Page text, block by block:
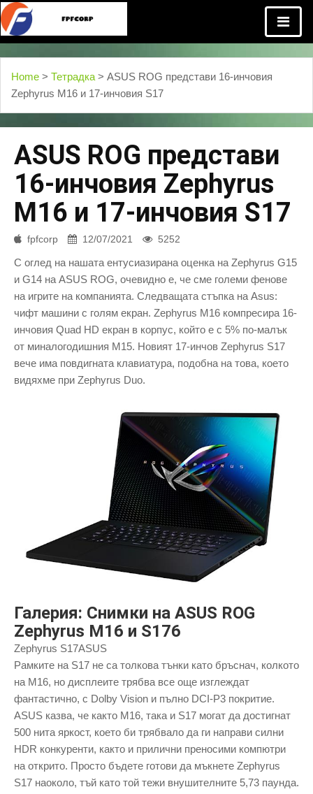
Home > Тетрадка > ASUS ROG представи 16-инчовия
Zephyrus M16 и 17-инчовия S17
ASUS ROG представи
16-инчовия Zephyrus
M16 и 17-инчовия S17
fpfcorp 12/07/2021 5252
С оглед на нашата ентусиазирана оценка на Zephyrus G15
и G14 на ASUS ROG, очевидно е, че сме големи фенове
на игрите на компанията. Следващата стъпка на Asus:
чифт машини с голям екран. Zephyrus M16 компресира 16-
инчовия Quad HD екран в корпус, който е с 5% по-малък
от миналогодишния M15. Новият 17-инчов Zephyrus S17
вече има повдигната клавиатура, подобна на това, което
видяхме при Zephyrus Duo.
Галерия: Снимки на ASUS ROG
Zephyrus M16 и S176
Zephyrus S17ASUS
Рамките на S17 не са толкова тънки като бръснач, колкото
на M16, но дисплеите трябва все още изглеждат
фантастично, с Dolby Vision и пълно DCI-P3 покритие.
ASUS казва, че както M16, така и S17 могат да достигнат
500 нита яркост, което би трябвало да ги направи силни
HDR конкуренти, както и прилични преносими компютри
на открито. Просто бъдете готови да мъкнете Zephyrus
S17 наоколо, тъй като той тежи внушителните 5,73 паунда.